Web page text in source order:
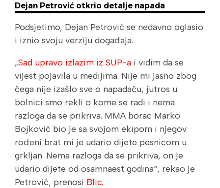
Dejan Petrović otkrio detalje napada
Podsjetimo, Dejan Petrović se nedavno oglasio
i iznio svoju verziju događaja.
„Sad upravo izlazim iz SUP-a i vidim da se
vijest pojavila u medijima. Nije mi jasno zbog
čega nije izašlo sve o napadaču, jutros u
bolnici smo rekli o kome se radi i nema
razloga da se prikriva. MMA borac Marko
Bojković bio je sa svojom ekipom i njegov
rođeni brat mi je udario dijete pesnicom u
grkljan. Nema razloga da se prikriva, on je
udario dijete od osamnaest godina“, rekao je
Petrović, prenosi Blic.